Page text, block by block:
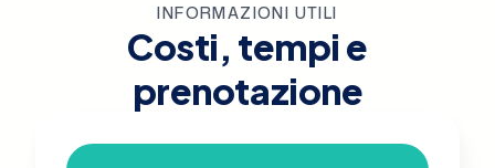
INFORMAZIONI UTILI
Costi, tempi e
prenotazione